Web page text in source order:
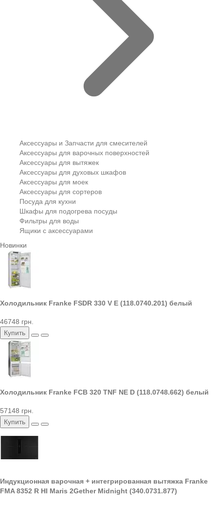
Аксессуары и Запчасти для смесителей
Аксессуары для варочных поверхностей
Аксессуары для вытяжек
Аксессуары для духовых шкафов
Аксессуары для моек
Аксессуары для сортеров
Посуда для кухни
Шкафы для подогрева посуды
Фильтры для воды
Ящики с аксессуарами
Новинки
Холодильник Franke FSDR 330 V E (118.0740.201) белый
46748 грн.
Купить
Холодильник Franke FCB 320 TNF NE D (118.0748.662) белый
57148 грн.
Купить
Индукционная варочная + интегрированная вытяжка Franke
FMA 8352 R HI Maris 2Gether Midnight (340.0731.877)